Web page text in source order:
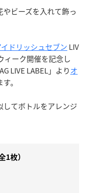
ビーズを入れて飾っ
ドリッシュセブン LIV
ィーク開催を記念し
LIVE LABEL」よりオ
。
てボトルをアレンジ
1枚）